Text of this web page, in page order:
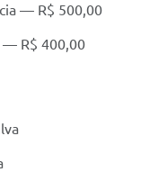
— R$ 500,00
— R$ 400,00